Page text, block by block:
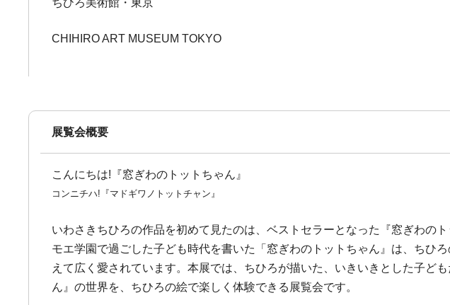
ちひろ美術館・東京
CHIHIRO ART MUSEUM TOKYO
展覧会概要
こんにちは!『窓ぎわのトットちゃん』
コンニチハ!『マドギワノトットチャン』
いわさきちひろの作品を初めて見たのは、ベストセラーとなった『窓ぎわの
モエ学園で過ごした子ども時代を書いた「窓ぎわのトットちゃん』は、ちひ
えて広く愛されています。本展では、ちひろが描いた、いきいきとした子ど
ん』の世界を、ちひろの絵で楽しく体験できる展覧会です。